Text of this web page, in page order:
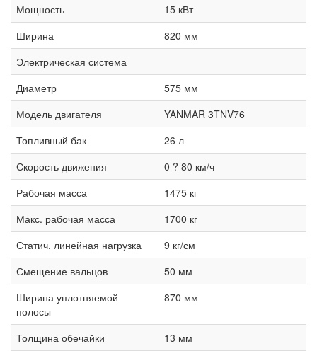
Мощность
15 кВт
Ширина
820 мм
Электрическая система
Диаметр
575 мм
Модель двигателя
YANMAR 3TNV76
Топливный бак
26 л
Скорость движения
0 ? 80 км/ч
Рабочая масса
1475 кг
Макс. рабочая масса
1700 кг
Статич. линейная нагрузка
9 кг/см
Смещение вальцов
50 мм
Ширина уплотняемой
полосы
870 мм
Толщина обечайки
13 мм